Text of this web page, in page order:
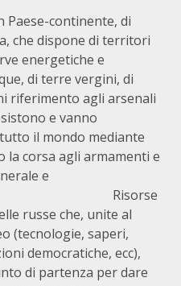
Paese-continente, di
che dispone di territori
energetiche e
di terre vergini, di
riferimento agli arsenali
e vanno
il mondo mediante
corsa agli armamenti e
e
Risorse
russe che, unite al
(tecnologie, saperi,
democratiche, ecc),
di partenza per dare